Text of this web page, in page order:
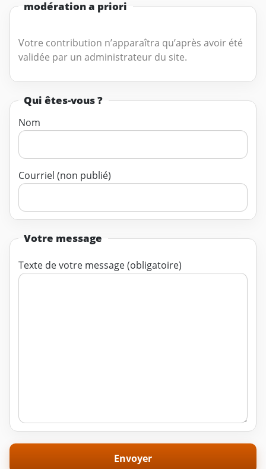
modération a priori
Votre contribution n’apparaîtra qu’après avoir été
validée par un administrateur du site.
Qui êtes-vous ?
Nom
Courriel (non publié)
Votre message
Texte de votre message (obligatoire)